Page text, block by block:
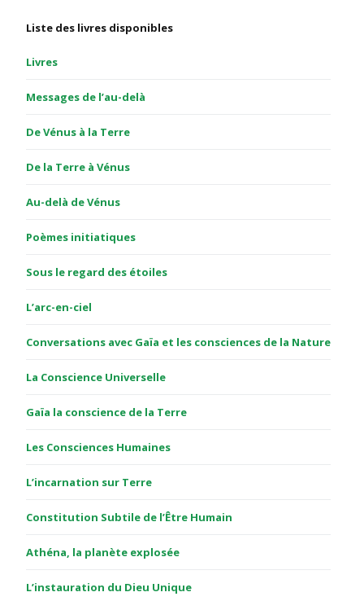
Liste des livres disponibles
Livres
Messages de l’au-delà
De Vénus à la Terre
De la Terre à Vénus
Au-delà de Vénus
Poèmes initiatiques
Sous le regard des étoiles
L’arc-en-ciel
Conversations avec Gaïa et les consciences de la Nature
La Conscience Universelle
Gaïa la conscience de la Terre
Les Consciences Humaines
L’incarnation sur Terre
Constitution Subtile de l’Être Humain
Athéna, la planète explosée
L’instauration du Dieu Unique